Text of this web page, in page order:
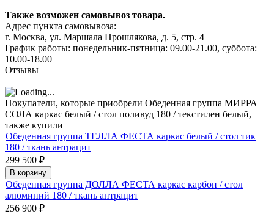
Также возможен самовывоз товара.
Адрес пункта самовывоза:
г. Москва, ул. Маршала Прошлякова, д. 5, стр. 4
График работы: понедельник-пятница: 09.00-21.00, суббота:
10.00-18.00
Отзывы
Покупатели, которые приобрели Обеденная группа МИРРА
СОЛА каркас белый / стол поливуд 180 / текстилен белый,
также купили
Обеденная группа ТЕЛЛА ФЕСТА каркас белый / стол тик
180 / ткань антрацит
299 500 ₽
В корзину
Обеденная группа ДОЛЛА ФЕСТА каркас карбон / стол
алюминий 180 / ткань антрацит
256 900 ₽